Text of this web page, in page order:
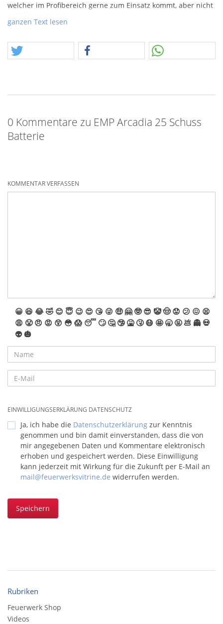
welcher im Profibereich gerne zum Einsatz kommt, aber nicht
platziert sich so im Premiumsektor leicht unter Funke
Argento.
ganzen Text lesen
0 Kommentare zu EMP Arcadia 25 Schuss
Batterie
KOMMENTAR VERFASSEN
😀 😆 😂🤣 😊 😇 😉 😍 😘 😜 🤑 🤗 🤓 😎 🤡🤠 😟 😕 😖 😫
😩 😤 😠 😡 😲 😳 😱 😴 🙄 🤔 🤥 🤮 🤧 😷 🤩 🥱 🤬 💩 👻 💀
👽 🎃
EINWILLIGUNGSERKLÄRUNG DATENSCHUTZ
Ja, ich habe die Datenschutzerklärung zur Kenntnis
genommen und bin damit einverstanden, dass die von
mir angegebenen Daten und Kommentare elektronisch
erhoben und gespeichert werden. Diese Einwilligung
kann jederzeit mit Wirkung für die Zukunft per E-Mail an
mail@feuerwerksvitrine.de widerrufen werden.
Speichern
Rubriken
Feuerwerk Shop
Videos